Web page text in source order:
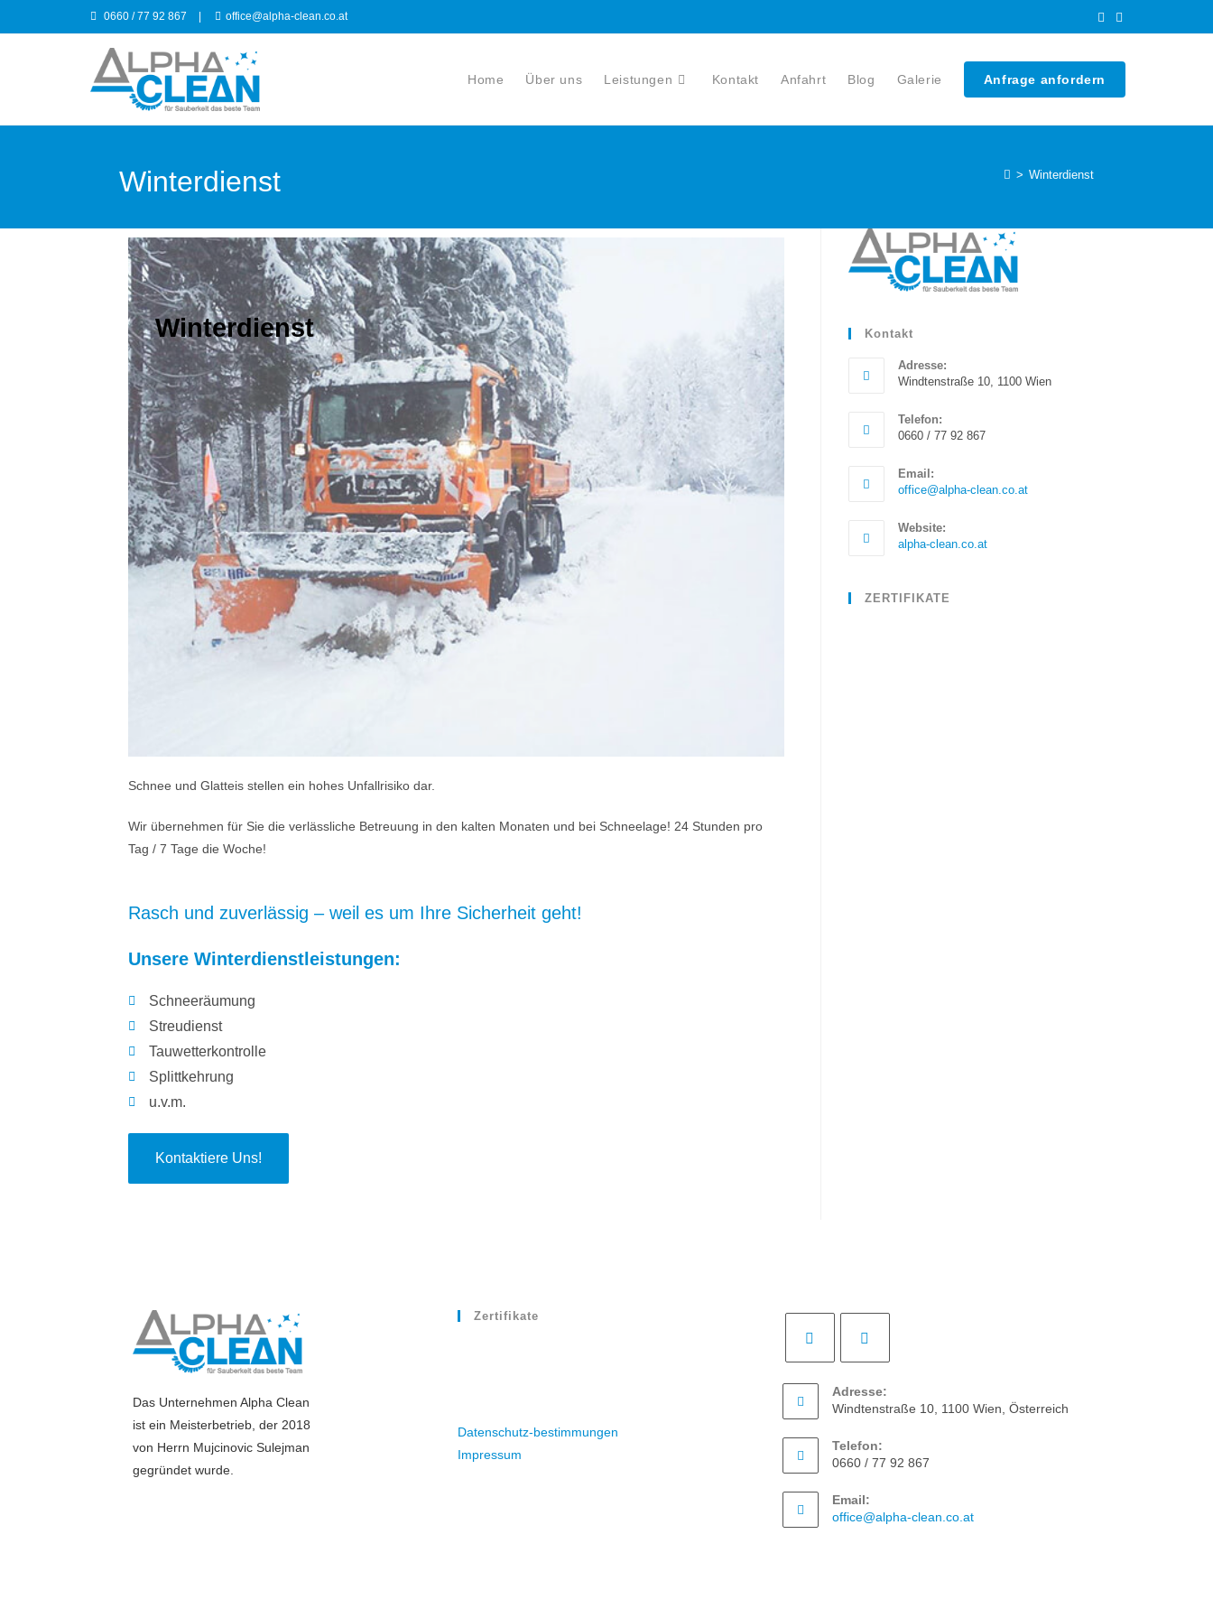
0660 / 77 92 867 office@alpha-clean.co.at
Home Über uns Leistungen Kontakt Anfahrt Blog Galerie Anfrage anfordern
Winterdienst > Winterdienst
Winterdienst
Schnee und Glatteis stellen ein hohes Unfallrisiko dar.
Wir übernehmen für Sie die verlässliche Betreuung in den kalten Monaten und bei Schneelage! 24 Stunden pro
Tag / 7 Tage die Woche!
Rasch und zuverlässig – weil es um Ihre Sicherheit geht!
Unsere Winterdienstleistungen:
Schneeräumung
Streudienst
Tauwetterkontrolle
Splittkehrung
u.v.m.
Kontaktiere Uns!
Kontakt
Adresse:
Windtenstraße 10, 1100 Wien
Telefon:
0660 / 77 92 867
Email:
office@alpha-clean.co.at
Website:
alpha-clean.co.at
ZERTIFIKATE
Das Unternehmen Alpha Clean
ist ein Meisterbetrieb, der 2018
von Herrn Mujcinovic Sulejman
gegründet wurde.
Zertifikate
Datenschutz-bestimmungen
Impressum
Adresse:
Windtenstraße 10, 1100 Wien, Österreich
Telefon:
0660 / 77 92 867
Email:
office@alpha-clean.co.at